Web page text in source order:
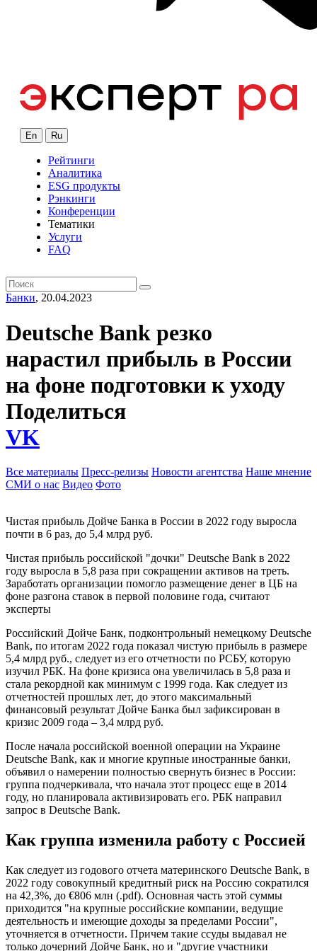
En Ru
Рейтинги
Аналитика
ESG продукты
Рэнкинги
Конференции
Тематики
Услуги
FAQ
Банки, 20.04.2023
Deutsche Bank резко
нарастил прибыль в России
на фоне подготовки к уходу
Поделиться
VK
Все материалы Пресс-релизы Новости агентства Наше мнение
СМИ о нас Видео Фото
Чистая прибыль Дойче Банка в России в 2022 году выросла
почти в 6 раз, до 5,4 млрд руб.
Чистая прибыль российской "дочки" Deutsche Bank в 2022
году выросла в 5,8 раза при сокращении активов на треть.
Заработать организации помогло размещение денег в ЦБ на
фоне разгона ставок в первой половине года, считают
эксперты
Российский Дойче Банк, подконтрольный немецкому Deutsche
Bank, по итогам 2022 года показал чистую прибыль в размере
5,4 млрд руб., следует из его отчетности по РСБУ, которую
изучил РБК. На фоне кризиса она увеличилась в 5,8 раза и
стала рекордной как минимум с 1999 года. Как следует из
отчетностей прошлых лет, до этого максимальный
финансовый результат Дойче Банка был зафиксирован в
кризис 2009 года – 3,4 млрд руб.
После начала российской военной операции на Украине
Deutsche Bank, как и многие крупные иностранные банки,
объявил о намерении полностью свернуть бизнес в России:
группа подчеркивала, что начала этот процесс еще в 2014
году, но планировала активизировать его. РБК направил
запрос в Deutsche Bank.
Как группа изменила работу с Россией
Как следует из годового отчета материнского Deutsche Bank, в
2022 году совокупный кредитный риск на Россию сократился
на 42,3%, до €806 млн (.pdf). Основная часть этой суммы
приходится "на крупные российские компании, ведущие
деятельность и имеющие доходы за пределами России",
уточняется в отчетности. Причем такие ссуды выдавал не
только дочерний Дойче Банк, но и "другие участники